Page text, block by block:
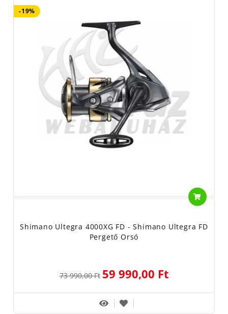
-19%
Shimano Ultegra 4000XG FD - Shimano Ultegra FD
Pergető Orsó
73 990,00 Ft 59 990,00 Ft